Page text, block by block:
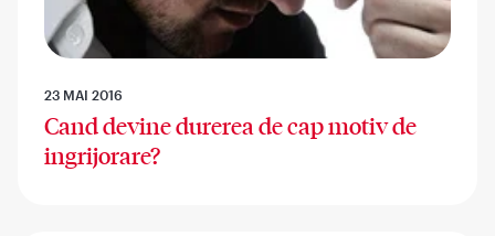
23 MAI 2016
Cand devine durerea de cap motiv de
ingrijorare?